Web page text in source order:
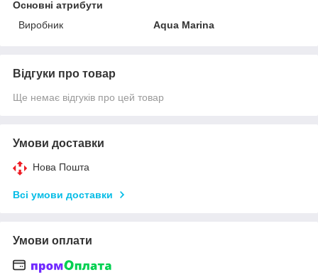
Основні атрибути
Виробник
Aqua Marina
Відгуки про товар
Ще немає відгуків про цей товар
Умови доставки
Нова Пошта
Всі умови доставки
Умови оплати